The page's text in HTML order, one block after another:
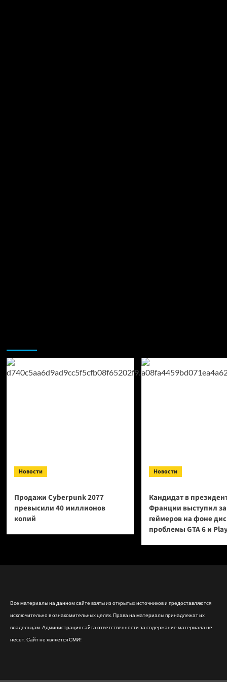
Новости
Продажи Cyberpunk 2077
превысили 40 миллионов
копий
Новости
Кандидат в
Франции выступил
геймеров на фоне
проблемы GTA 6 и
Все материалы на данном сайте взяты из открытых источников и предоставляются
исключительно в ознакомительных целях. Права на материалы принадлежат их
владельцам. Администрация сайта ответственности за содержание материала не
несет. Сайт не является СМИ!